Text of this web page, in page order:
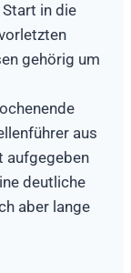
in die
gehörig um
aus
aufgegeben
deutliche
aber lange